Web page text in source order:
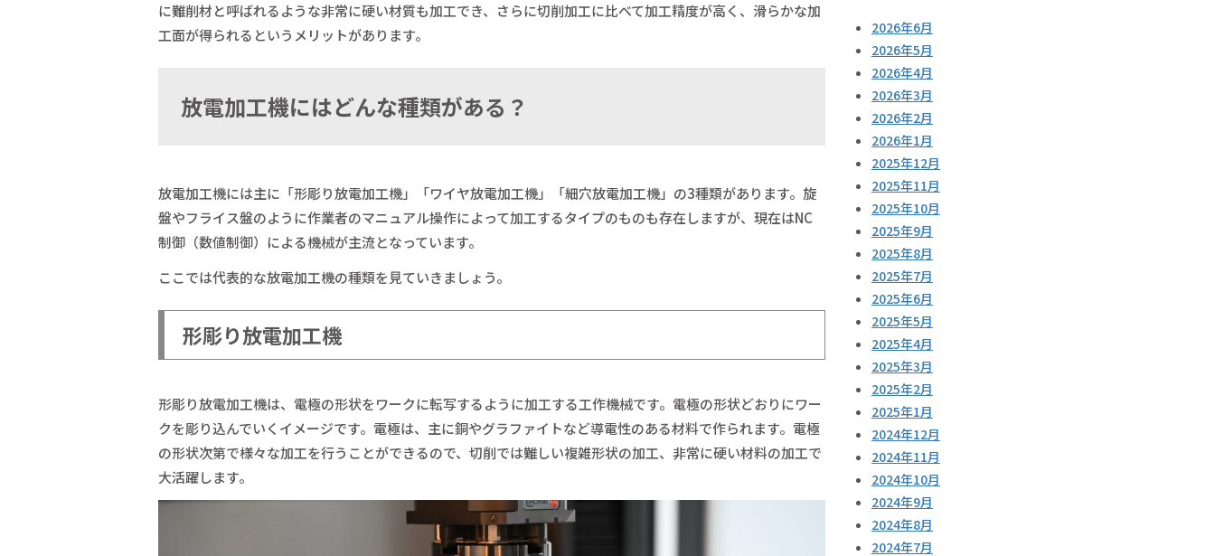
に難削材と呼ばれるような非常に硬い材質も加工でき、さらに切削加工に比べて加工精度が高く、滑らかな加
工面が得られるというメリットがあります。
放電加工機にはどんな種類がある？
放電加工機には主に「形彫り放電加工機」「ワイヤ放電加工機」「細穴放電加工機」の3種類があります。旋
盤やフライス盤のように作業者のマニュアル操作によって加工するタイプのものも存在しますが、現在はNC
制御（数値制御）による機械が主流となっています。
ここでは代表的な放電加工機の種類を見ていきましょう。
形彫り放電加工機
形彫り放電加工機は、電極の形状をワークに転写するように加工する工作機械です。電極の形状どおりにワー
クを彫り込んでいくイメージです。電極は、主に銅やグラファイトなど導電性のある材料で作られます。電極
の形状次第で様々な加工を行うことができるので、切削では難しい複雑形状の加工、非常に硬い材料の加工で
大活躍します。
2026年6月
2026年5月
2026年4月
2026年3月
2026年2月
2026年1月
2025年12月
2025年11月
2025年10月
2025年9月
2025年8月
2025年7月
2025年6月
2025年5月
2025年4月
2025年3月
2025年2月
2025年1月
2024年12月
2024年11月
2024年10月
2024年9月
2024年8月
2024年7月